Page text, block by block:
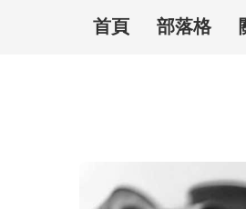
首頁 部落格